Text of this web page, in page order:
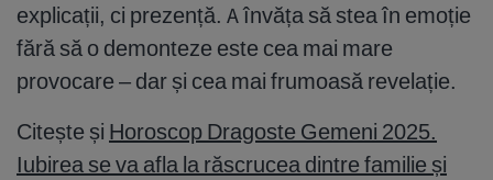
explicații, ci prezență. A învăța să stea în emoție
fără să o demonteze este cea mai mare
provocare – dar și cea mai frumoasă revelație.
Citește și Horoscop Dragoste Gemeni 2025.
Iubirea se va afla la răscrucea dintre familie și